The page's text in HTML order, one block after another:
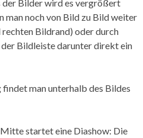
der Bilder wird es vergrößert
man noch von Bild zu Bild weiter
Bildrand) oder durch
Bildleiste darunter direkt ein
man unterhalb des Bildes
startet eine Diashow: Die